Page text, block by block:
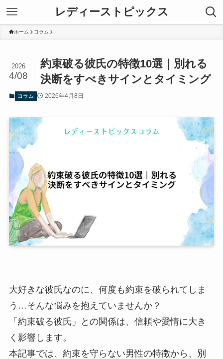
レディーストピックス
ホーム コラム
約束破る彼氏の特徴10選｜別れる
決断をすべきサインとタイミング
2026
4/08
コラム 2026年4月8日
大好きな彼氏なのに、何度も約束を破られてしま
う…そんな悩みを抱えていませんか？
「約束破る彼氏」との関係は、信頼や愛情に大き
く影響します。
本記事では、約束を守らない男性の特徴から、別